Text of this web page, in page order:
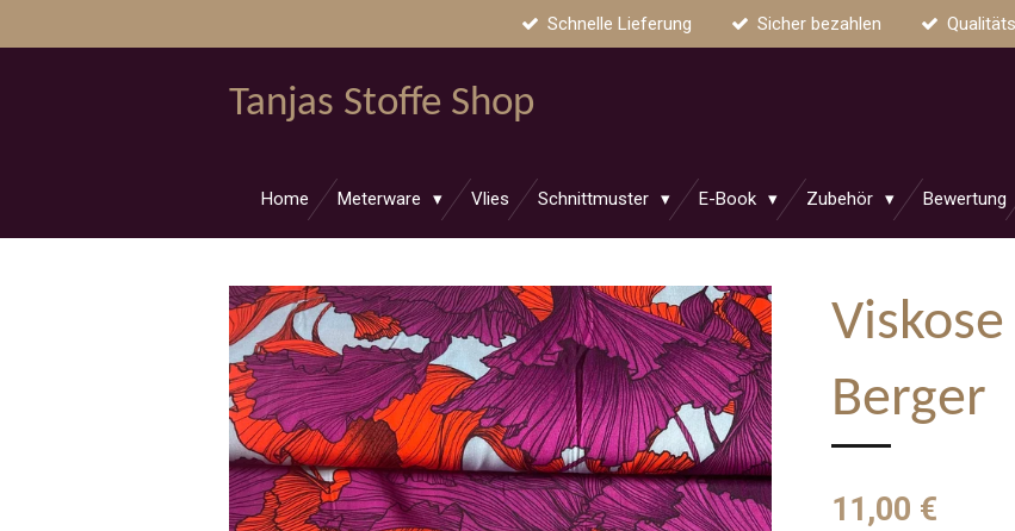
Schnelle Lieferung Sicher bezahlen
Tanjas Stoffe Shop
Home Meterware Vlies Schnittmuster E-Book Zubehör Bewertung
Berger
11,00 €